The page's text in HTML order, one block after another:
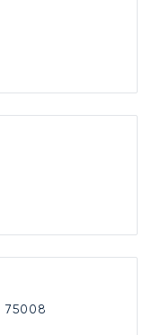
75008